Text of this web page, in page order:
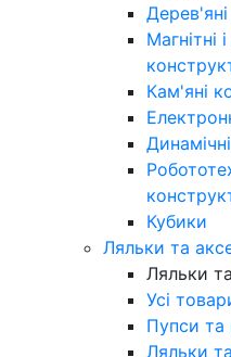
Магнітні
Кам'яні
Кубики
Ляльки та
Ляльки
Усі
Пупси та
Ляльки